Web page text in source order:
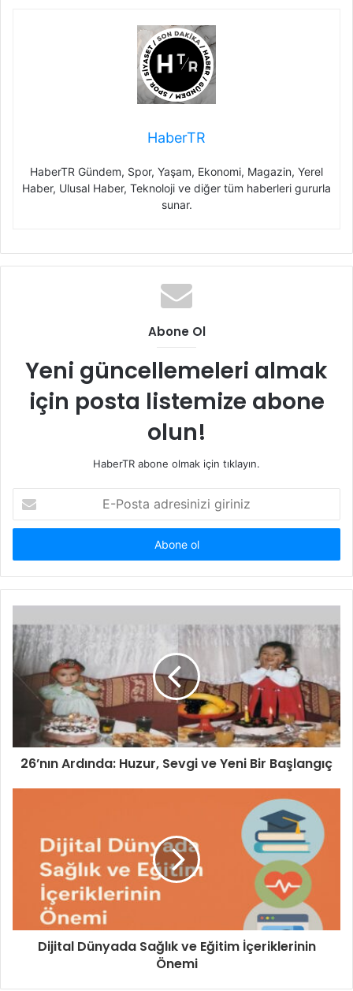
HaberTR
HaberTR Gündem, Spor, Yaşam, Ekonomi, Magazin, Yerel
Haber, Ulusal Haber, Teknoloji ve diğer tüm haberleri gururla
sunar.
Abone Ol
Yeni güncellemeleri almak
için posta listemize abone
olun!
HaberTR abone olmak için tıklayın.
Posta
adresinizi
26’nın Ardında: Huzur, Sevgi ve Yeni Bir Başlangıç
Dijital Dünyada Sağlık ve Eğitim İçeriklerinin
Önemi